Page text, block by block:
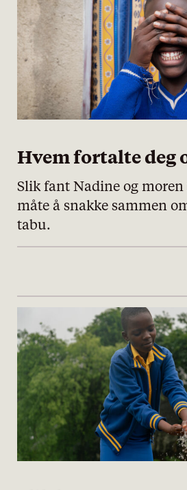
Hvem fortalte deg
Slik fant Nadine og
måte å snakke sammen
tabu.